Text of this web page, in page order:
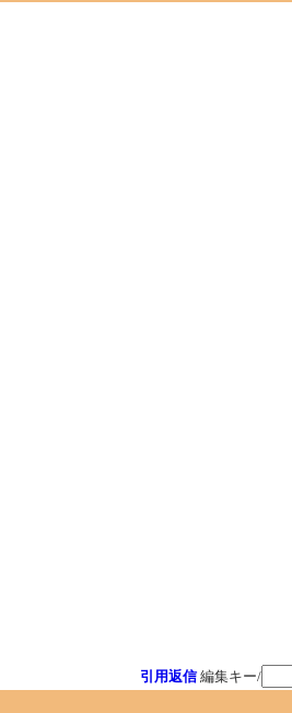
引用返信 編集キー/